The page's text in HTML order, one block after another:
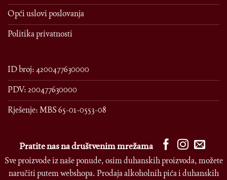
Opći uslovi poslovanja
Politika privatnosti
ID broj: 4200477630000
PDV: 200477630000
Rješenje: MBS 65-01-0553-08
Pratite nas na društvenim mrežama
Sve proizvode iz naše ponude, osim duhanskih proizvoda, možete
naručiti putem webshopa. Prodaja alkoholnih pića i duhanskih